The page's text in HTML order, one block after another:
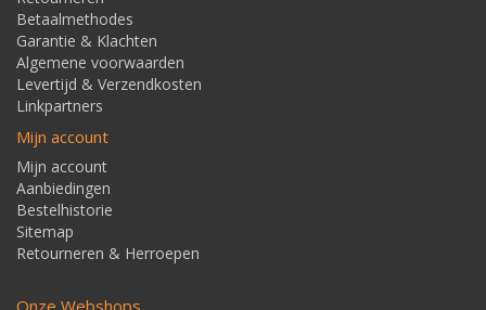
Betaalmethodes
Garantie & Klachten
Algemene voorwaarden
Levertijd & Verzendkosten
Linkpartners
Mijn account
Mijn account
Aanbiedingen
Bestelhistorie
Sitemap
Retourneren & Herroepen
Onze Webshops